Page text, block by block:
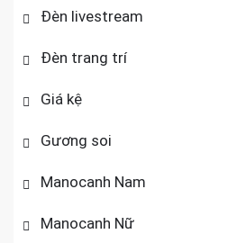
Đèn livestream
Đèn trang trí
Giá kệ
Gương soi
Manocanh Nam
Manocanh Nữ